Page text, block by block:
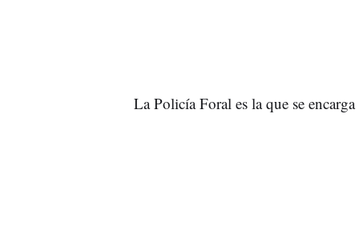
La Policía Foral es la que se encarga